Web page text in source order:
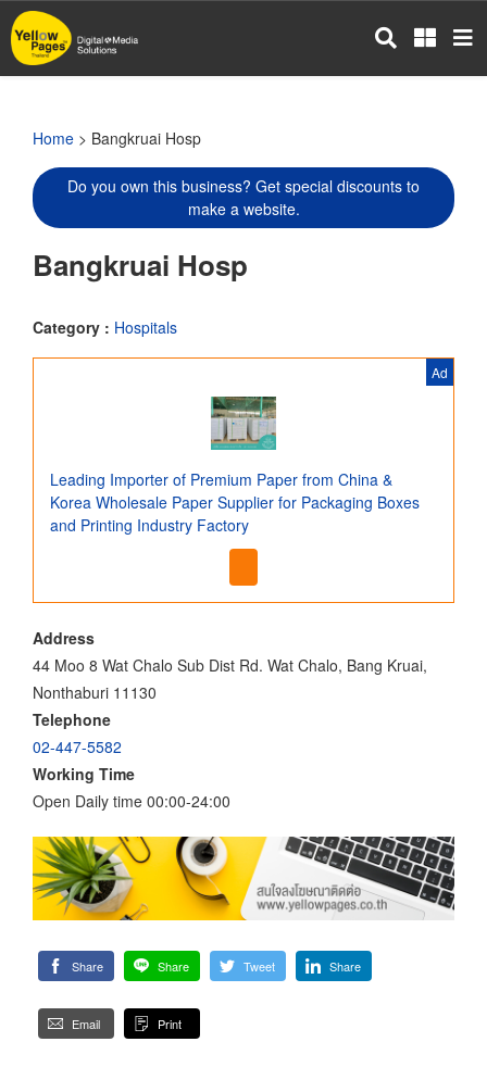
Skip
to
main
Home > Bangkruai Hosp
Do you own this business? Get special discounts to
make a website.
Bangkruai Hosp
Category : Hospitals
Ad
Leading Importer of Premium Paper from China &
Korea Wholesale Paper Supplier for Packaging Boxes
and Printing Industry Factory
Address
44 Moo 8 Wat Chalo Sub Dist Rd. Wat Chalo, Bang Kruai,
Nonthaburi 11130
Telephone
02-447-5582
Working Time
Open Daily time 00:00-24:00
Share Share Tweet Share
Email Print